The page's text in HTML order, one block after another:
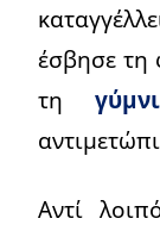
έσβησε τη
τη
Αντί